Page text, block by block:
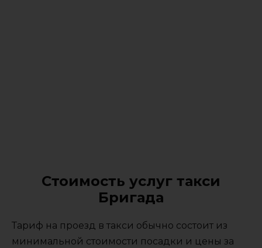
Стоимость услуг такси
Бригада
Тариф на проезд в такси обычно состоит из
минимальной стоимости посадки и цены за